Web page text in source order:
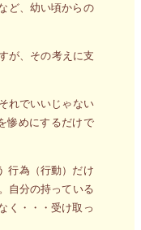
ど、幼い頃からの
が、その考えに支
れでいいじゃない
惨めにするだけで
行為（行動）だけ
自分の持っている
く・・・受け取っ